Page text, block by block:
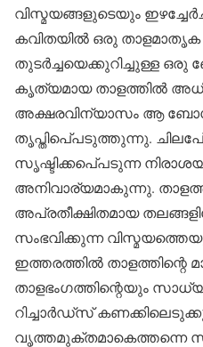
വിസ്മയങ്ങളുടെയും
കവിതയില്‍ ഒരു
തുടര്‍ച്ചയെക്കുറിച്ചുള്ള
കൃത്യമായ താളത്തില്‍
അക്ഷരവിന്യാസം ആ
തൃപ്തിപെ്പടുത്തുന്നു.
സൃഷ്ടിക്കപെ്പടുന്ന
അനിവാര്യമാകുന്നു.
അപ്രതീക്ഷിതമായ
സംഭവിക്കുന്ന
ഇത്തരത്തില്‍ താളത്തിന്റെ
താളഭംഗത്തിന്റെയും
റിച്ചാര്‍ഡ്‌സ്
വൃത്തമുക്തമാകെത്തന്നെ